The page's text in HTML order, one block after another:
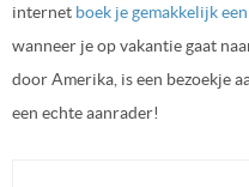
internet boek je gemakkelijk
wanneer je op vakantie gaat
door Amerika, is een bezoekje
een echte aanrader!